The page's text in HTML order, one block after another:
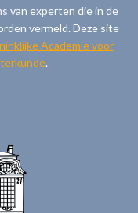
van experten die in de
vermeld. Deze site
Academie voor
.